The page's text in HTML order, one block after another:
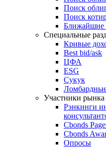
Поиск
Поиск
Ближайшие
Специальные
Кривые
Best bid/ask
ЦФА
ESG
Сукук
Участники рынка
Рэнкинги
Cbonds
Cbonds
Опросы